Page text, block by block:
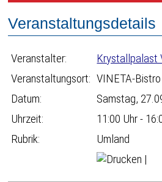
Veranstaltungsdetails
Veranstalter:
Krystallpalast
Veranstaltungsort: VINETA-Bistro
Datum:
Samstag,
Uhrzeit:
11:00 Uhr -
Rubrik:
Umland
|